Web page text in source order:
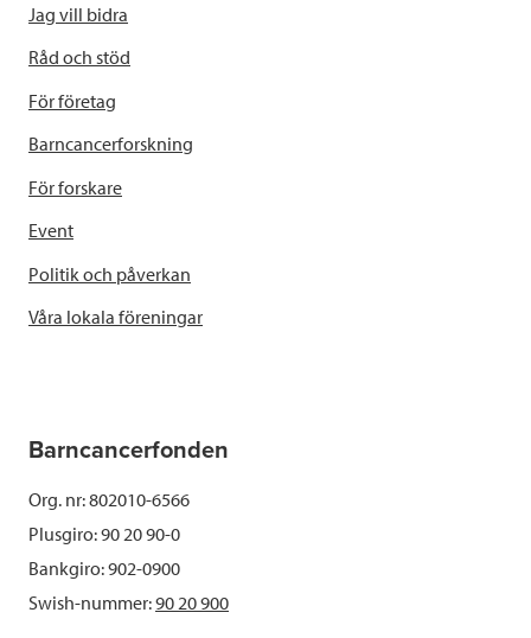
Jag vill bidra
Råd och stöd
För företag
Barncancerforskning
För forskare
Event
Politik och påverkan
Våra lokala föreningar
Barncancerfonden
Org. nr: 802010-6566
Plusgiro: 90 20 90-0
Bankgiro: 902-0900
Swish-nummer:90 20 900